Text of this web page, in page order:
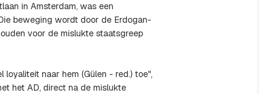
in Amsterdam, was een
beweging wordt door de Erdogan-
voor de mislukte staatsgreep
loyaliteit naar hem (Gülen - red.) toe",
het AD, direct na de mislukte